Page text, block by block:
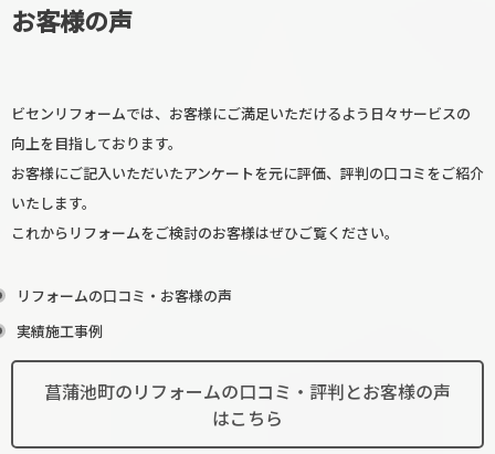
お客様の声
ビセンリフォームでは、お客様にご満足いただけるよう日々サービスの
向上を目指しております。
お客様にご記入いただいたアンケートを元に評価、評判の口コミをご紹介
いたします。
これからリフォームをご検討のお客様はぜひご覧ください。
リフォームの口コミ・お客様の声
実績施工事例
菖蒲池町のリフォームの口コミ・評判とお客様の声
はこちら